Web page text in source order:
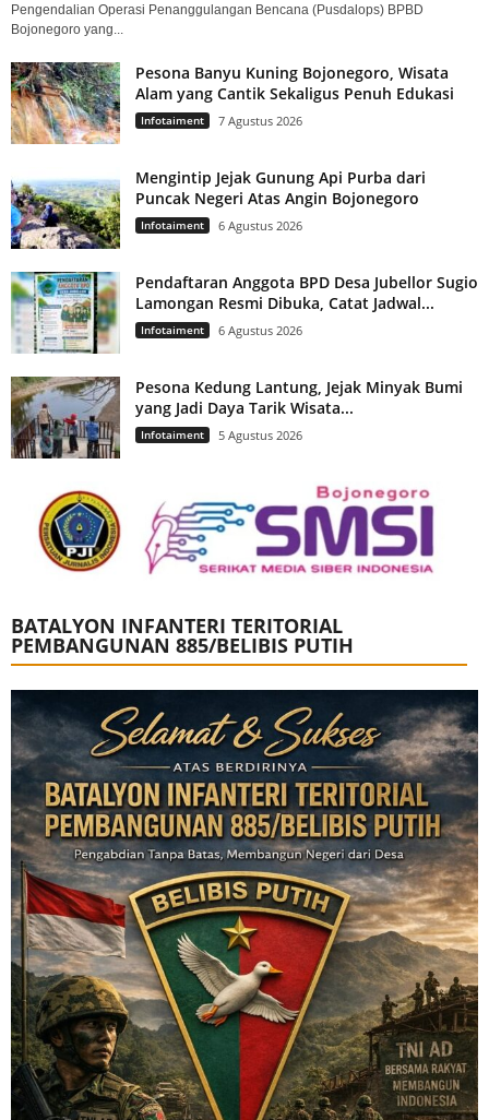
Pengendalian Operasi Penanggulangan Bencana (Pusdalops) BPBD
Bojonegoro yang...
Pesona Banyu Kuning Bojonegoro, Wisata
Alam yang Cantik Sekaligus Penuh Edukasi
Infotaiment 7 Agustus 2026
Mengintip Jejak Gunung Api Purba dari
Puncak Negeri Atas Angin Bojonegoro
Infotaiment 6 Agustus 2026
Pendaftaran Anggota BPD Desa Jubellor Sugio
Lamongan Resmi Dibuka, Catat Jadwal...
Infotaiment 6 Agustus 2026
Pesona Kedung Lantung, Jejak Minyak Bumi
yang Jadi Daya Tarik Wisata...
Infotaiment 5 Agustus 2026
BATALYON INFANTERI TERITORIAL
PEMBANGUNAN 885/BELIBIS PUTIH